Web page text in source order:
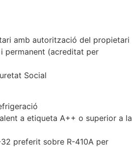
amb autorització del propietari
permanent (acreditat per
Social
a etiqueta A++ o superior a la
preferit sobre R-410A per